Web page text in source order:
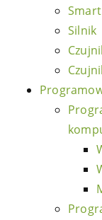
Silnik